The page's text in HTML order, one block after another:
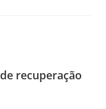
recuperação